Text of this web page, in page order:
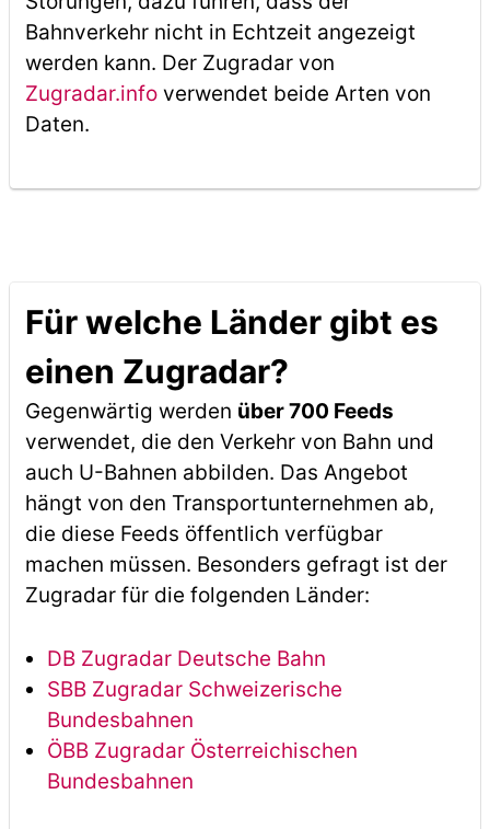
Bahnverkehr nicht in Echtzeit angezeigt
werden kann. Der Zugradar von
Zugradar.infoverwendet beide Arten von
Daten.
Für welche Länder gibt es
einen Zugradar?
Gegenwärtig werden über 700 Feeds
verwendet, die den Verkehr von Bahn und
auch U-Bahnen abbilden. Das Angebot
hängt von den Transportunternehmen ab,
die diese Feeds öffentlich verfügbar
machen müssen. Besonders gefragt ist der
Zugradar für die folgenden Länder:
DB Zugradar Deutsche Bahn
SBB Zugradar Schweizerische
Bundesbahnen
ÖBB Zugradar Österreichischen
Bundesbahnen